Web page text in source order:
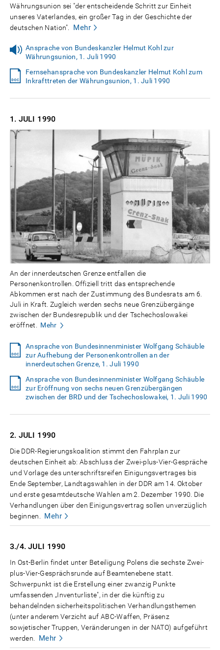
Währungsunion sei "der entscheidende Schritt zur Einheit
unseres Vaterlandes, ein großer Tag in der Geschichte der
deutschen Nation".
Mehr
Ansprache von Bundeskanzler Helmut Kohl zur
Währungsunion, 1. Juli 1990
Fernsehansprache von Bundeskanzler Helmut Kohl zum
Inkrafttreten der Währungsunion, 1. Juli 1990
1. JULI 1990
An der innerdeutschen Grenze entfallen die
Personenkontrollen. Offiziell tritt das entsprechende
Abkommen erst nach der Zustimmung des Bundesrats am 6.
Juli in Kraft. Zugleich werden sechs neue Grenzübergänge
zwischen der Bundesrepublik und der Tschechoslowakei
eröffnet.
Mehr
Ansprache von Bundesinnenminister Wolfgang Schäuble
zur Aufhebung der Personenkontrollen an der
innerdeutschen Grenze, 1. Juli 1990
Ansprache von Bundesinnenminister Wolfgang Schäuble
zur Eröffnung von sechs neuen Grenzübergängen
zwischen der BRD und der Tschechoslowakei, 1. Juli 1990
2. JULI 1990
Die DDR-Regierungskoalition stimmt den Fahrplan zur
deutschen Einheit ab: Abschluss der Zwei-plus-Vier-Gespräche
und Vorlage des unterschriftsreifen Einigungsvertrages bis
Ende September, Landtagswahlen in der DDR am 14. Oktober
und erste gesamtdeutsche Wahlen am 2. Dezember 1990. Die
Verhandlungen über den Einigungsvertrag sollen unverzüglich
beginnen.
Mehr
3./4. JULI 1990
In Ost-Berlin findet unter Beteiligung Polens die sechste Zwei-
plus-Vier-Gesprächsrunde auf Beamtenebene statt.
Schwerpunkt ist die Erstellung einer zwanzig Punkte
umfassenden „Inventurliste", in der die künftig zu
behandelnden sicherheitspolitischen Verhandlungsthemen
(unter anderem Verzicht auf ABC-Waffen, Präsenz
sowjetischer Truppen, Veränderungen in der NATO) aufgeführt
werden.
Mehr